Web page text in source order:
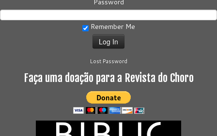
Password
Remember Me
Lost Password
Faça uma doação para a Revista do Choro